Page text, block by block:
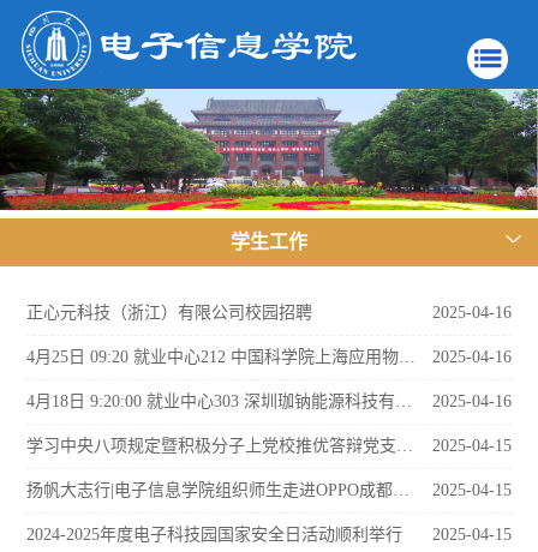
学生工作
2025-04-16
正心元科技（浙江）有限公司校园招聘
2025-04-16
2025-04-16
2025-04-15
2025-04-15
2025-04-15
2024-2025年度电子科技园国家安全日活动顺利举行